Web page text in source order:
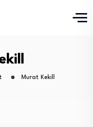
Murat Kekill